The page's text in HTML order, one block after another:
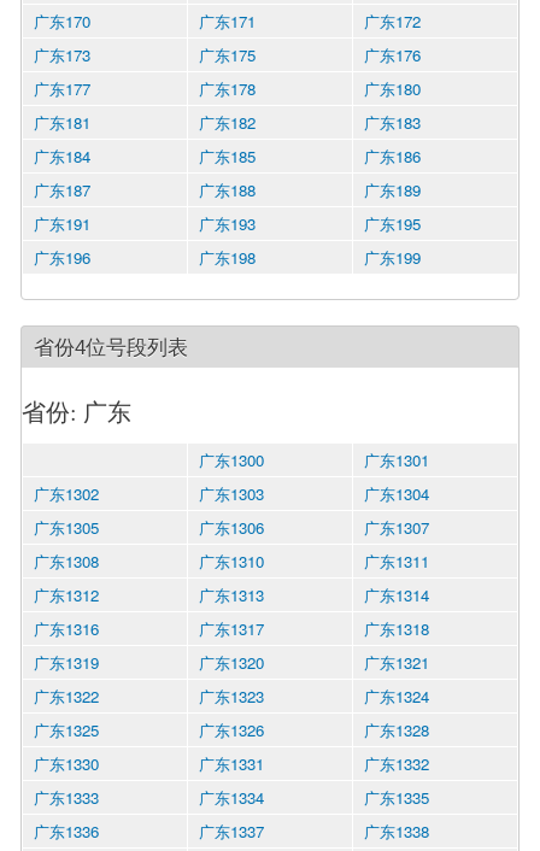
广东170
广东171
广东172
广东173
广东175
广东176
广东177
广东178
广东180
广东181
广东182
广东183
广东184
广东185
广东186
广东187
广东188
广东189
广东191
广东193
广东195
广东196
广东198 广东199
省份4位号段列表
省份: 广东
广东1300
广东1301
广东1302
广东1303
广东1304
广东1305
广东1306
广东1307
广东1308
广东1310
广东1311
广东1312
广东1313
广东1314
广东1316
广东1317
广东1318
广东1319
广东1320
广东1321
广东1322
广东1323
广东1324
广东1325
广东1326
广东1328
广东1330
广东1331
广东1332
广东1333
广东1334
广东1335
广东1336
广东1337
广东1338